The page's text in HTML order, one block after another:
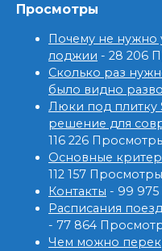
Просмотры
Почему не нужно
лоджии - 28 206
Сколько раз
было видно
Люки под плитку
решение для
116 226
Основные
112 157 Просмотры
Контакты - 99
Расписания
- 77 864
Чем можно